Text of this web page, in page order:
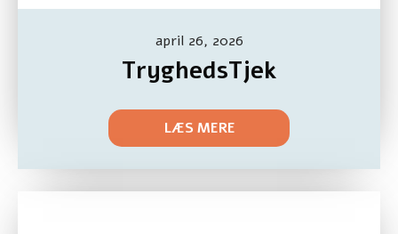
april 26, 2026
TryghedsTjek
LÆS MERE